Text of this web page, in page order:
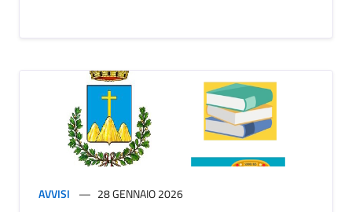
AVVISI 28 GENNAIO 2026